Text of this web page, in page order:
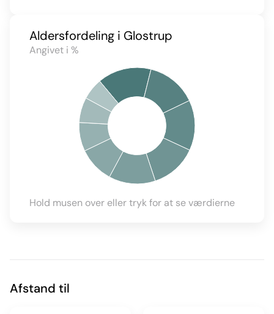
Aldersfordeling i Glostrup
Angivet i %
Hold musen over eller tryk for at se værdierne
Afstand til